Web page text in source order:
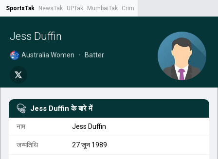
SportsTak NewsTak UPTak MumbaiTak CrimeTak
Jess Duffin
Australia Women • Batter
Jess Duffin के बारे में
नाम Jess Duffin
जन्मतिथि 27 जून 1989